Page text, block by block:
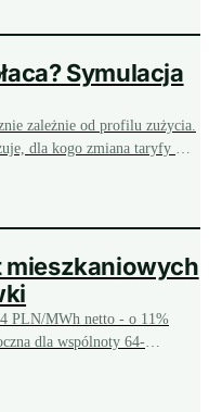
Symulacja
zależnie od profilu zużycia.
dla kogo zmiana taryfy ma
PLN/MWh netto - o 11%
dla wspólnoty 64-
w 2026.